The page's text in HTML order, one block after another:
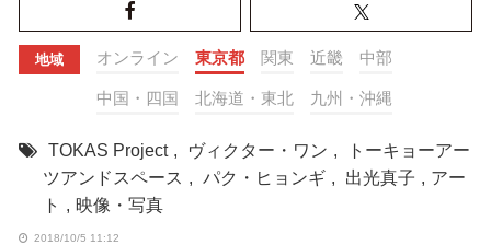
地域 オンライン 東京都 関東 近畿 中部
中国・四国 北海道・東北 九州・沖縄
TOKAS Project , ヴィクター・ワン ,
トーキョーアー
ツアンドスペース , パク・ヒョンギ , 出光真子 , アー
ト , 映像・写真
2018/10/5 11:12